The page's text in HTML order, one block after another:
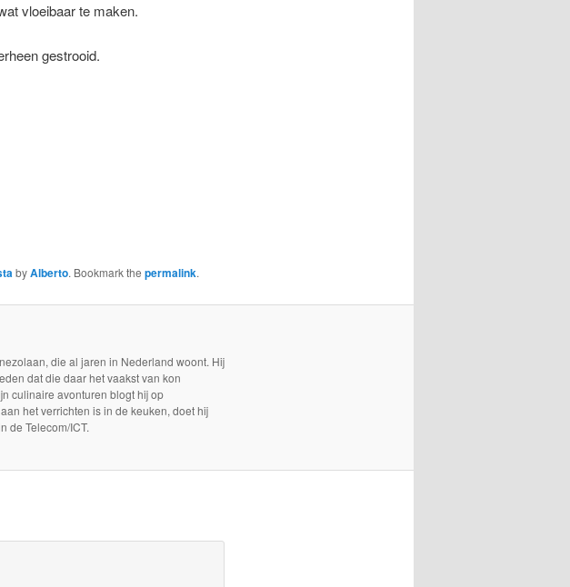
vloeibaar te maken.
gestrooid.
byAlberto. Bookmark the permalink.
die al jaren in Nederland woont. Hij
dat die daar het vaakst van kon
culinaire avonturen blogt hij op
het verrichten is in de keuken, doet hij
de Telecom/ICT.